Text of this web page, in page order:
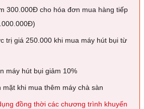
300.000Đ cho hóa đơn mua hàng tiếp
trị giá 250.000 khi mua máy hút bụi từ
máy hút bụi giảm 10%
mặt khi mua thêm máy chà sàn
đồng thời các chương trình khuyến